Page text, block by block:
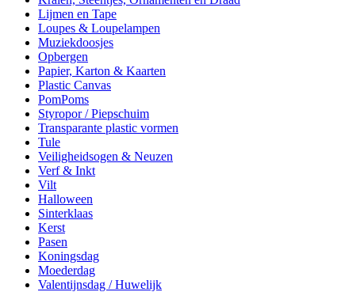
Lijmen en Tape
Loupes & Loupelampen
Muziekdoosjes
Opbergen
Papier, Karton & Kaarten
Plastic Canvas
PomPoms
Styropor / Piepschuim
Transparante plastic vormen
Tule
Veiligheidsogen & Neuzen
Verf & Inkt
Vilt
Halloween
Sinterklaas
Kerst
Pasen
Koningsdag
Moederdag
Valentijnsdag / Huwelijk